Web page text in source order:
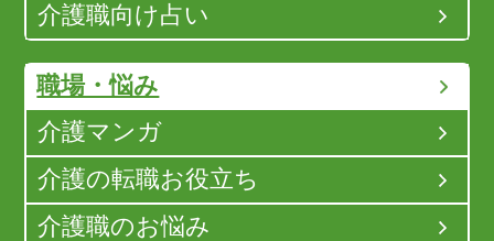
介護職向け占い
職場・悩み
介護マンガ
介護の転職お役立ち
介護職のお悩み